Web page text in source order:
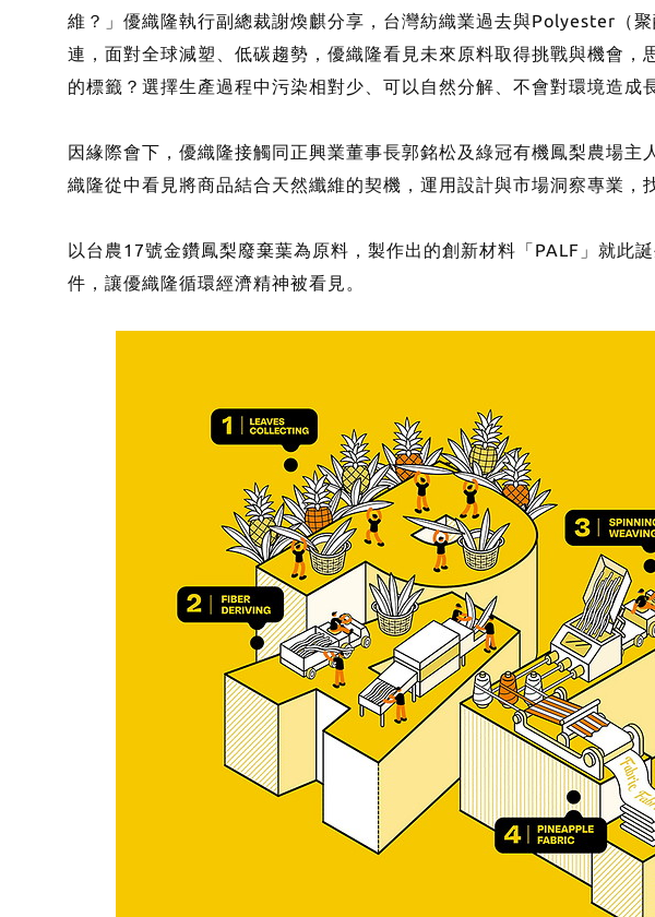
維？」優織隆執行副總裁謝煥麒分享，台灣紡織業過去與Polyester（
連，面對全球減塑、低碳趨勢，優織隆看見未來原料取得挑戰與機會
的標籤？選擇生產過程中污染相對少、可以自然分解、不會對環境造成
因緣際會下，優織隆接觸同正興業董事長郭銘松及綠冠有機鳳梨農場
織隆從中看見將商品結合天然纖維的契機，運用設計與市場洞察專業，
以台農17號金鑽鳳梨廢棄葉為原料，製作出的創新材料「PALF」就此
件，讓優織隆循環經濟精神被看見。